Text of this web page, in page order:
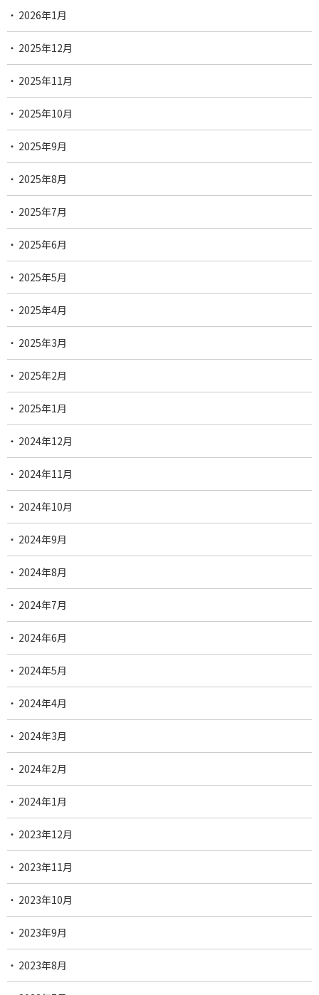
2026年1月
2025年12月
2025年11月
2025年10月
2025年9月
2025年8月
2025年7月
2025年6月
2025年5月
2025年4月
2025年3月
2025年2月
2025年1月
2024年12月
2024年11月
2024年10月
2024年9月
2024年8月
2024年7月
2024年6月
2024年5月
2024年4月
2024年3月
2024年2月
2024年1月
2023年12月
2023年11月
2023年10月
2023年9月
2023年8月